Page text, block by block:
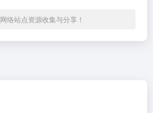
络站点资源收集与分享！